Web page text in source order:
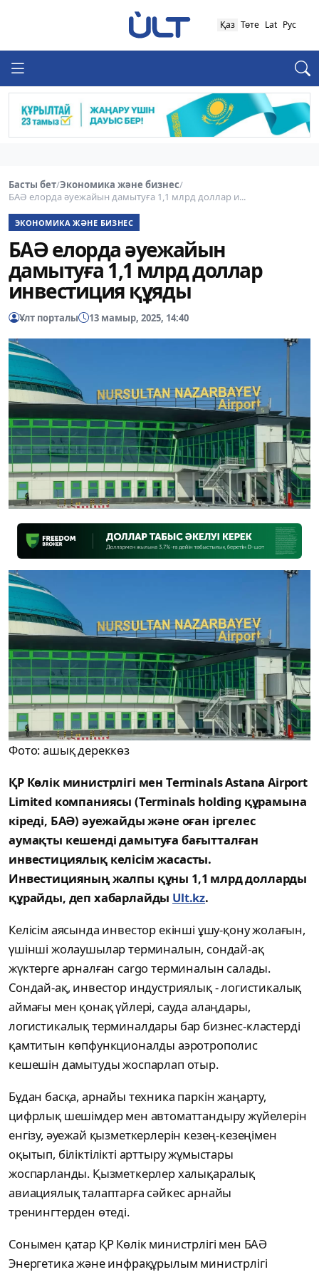
Қаз Төте Lat Рус
Басты бет/Экономика және бизнес/
БАӘ елорда әуежайын дамытуға 1,1 млрд доллар и...
ЭКОНОМИКА ЖӘНЕ БИЗНЕС
БАӘ елорда әуежайын
дамытуға 1,1 млрд доллар
инвестиция құяды
Ұлт порталы 13 мамыр, 2025, 14:40
Фото: ашық дереккөз
ҚР Көлік министрлігі мен Terminals Astana Airport
Limited компаниясы (Terminals holding құрамына
кіреді, БАӘ) әуежайды және оған іргелес
аумақты кешенді дамытуға бағытталған
инвестициялық келісім жасасты.
Инвестицияның жалпы құны 1,1 млрд долларды
құрайды, деп хабарлайды Ult.kz.
Келісім аясында инвестор екінші ұшу-қону жолағын,
үшінші жолаушылар терминалын, сондай-ақ
жүктерге арналған cargo терминалын салады.
Сондай-ақ, инвестор индустриялық - логистикалық
аймағы мен қонақ үйлері, сауда алаңдары,
логистикалық терминалдары бар бизнес-кластерді
қамтитын көпфункционалды аэротрополис
кешешін дамытуды жоспарлап отыр.
Бұдан басқа, арнайы техника паркін жаңарту,
цифрлық шешімдер мен автоматтандыру жүйелерін
енгізу, әуежай қызметкерлерін кезең-кезеңімен
оқытып, біліктілікті арттыру жұмыстары
жоспарланды. Қызметкерлер халықаралық
авиациялық талаптарға сәйкес арнайы
тренингтерден өтеді.
Сонымен қатар ҚР Көлік министрлігі мен БАӘ
Энергетика және инфрақұрылым министрлігі